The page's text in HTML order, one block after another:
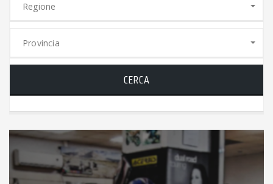
Regione
Provincia
CERCA